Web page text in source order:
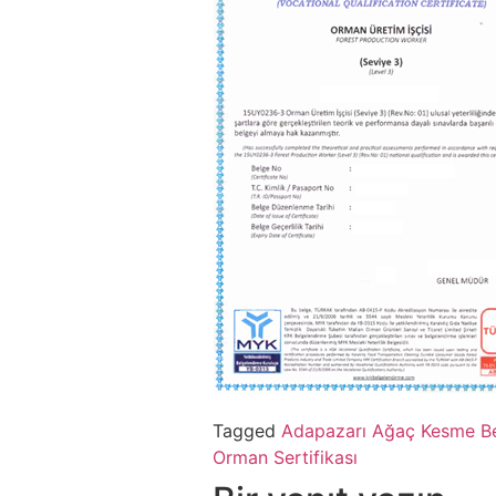
Tagged Adapazarı Ağaç Kesme
Orman Sertifikası